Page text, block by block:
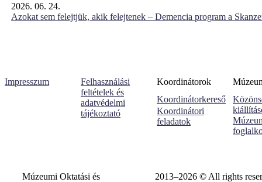
2026. 06. 24.
Azokat sem felejtjük, akik felejtenek – Demencia program a
Impresszum
Felhasználási
feltételek és
adatvédelmi
tájékoztató
Koordinátorok
Koordinátorkereső
Koordinátori
feladatok
Múzeumi Oktatási és
2013–2026 © All rights